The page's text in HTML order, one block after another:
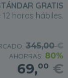
GRATIS
horas hábiles.
345,00€
AHORRAS: 80%
69,00 €